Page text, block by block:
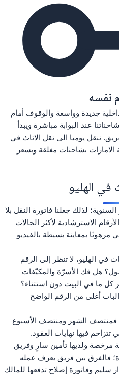
نفسه
جديدة وواسعة والوقوف أمام
عند البوابة مباشرة ويبدأ
ننقل يوميا الى نقل الاثاث في
الامارات بشاحنات مغلقة وبسعر
في الهليو
لذلك جعلنا فاتورة النقل بلا
الاسترشادية لأكثر الحالات
مرهونًا بمعاينة بسيطة بالفيديو
في الهليو، لا تنظر إلى الرقم
هل فك الأسرّة والمكيّفات
ما في البيت دون استثناء؟
أغلى من الرقم الواضح
فمنتصف الشهر ومنتصف الأسبوع
تتزاحم فيها نهايات العقود.
مرخصة ولديها تأمين سارٍ وفريق
فالفرق بين فريق يعرف عمله
وفاتورة إصلاح تدفعها للمالك